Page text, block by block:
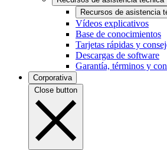
Recursos de asistencia
Vídeos explicativos
Base de conocimientos
Tarjetas rápidas y
Descargas de software
Garantía, términos y
Corporativa
Close button